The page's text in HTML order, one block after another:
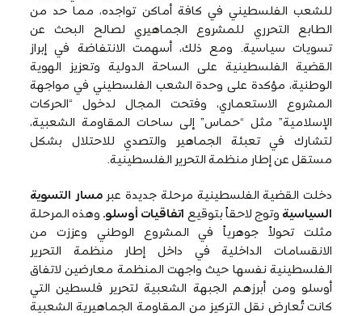
للشعب الفلسطيني في كافة أماكن تواجده، مما حد من
الطابع التحرري للمشروع الجماهيري لصالح البحث عن
تسويات سياسية. ومع ذلك، أسهمت الانتفاضة في إبراز
القضية الفلسطينية على الساحة الدولية وتعزيز الهوية
الوطنية، مؤكدة على وحدة الشعب الفلسطيني في مواجهة
المشروع الاستعماري، وفتحت المجال لدخول “الحركات
الإسلامية” مثل “حماس” إلى ساحات المقاومة الشعبية،
لتشارك في تعبئة الجماهير والتصدي للاحتلال بشكل
مستقل عن إطار منظمة التحرير الفلسطينية.
دخلت القضية الفلسطينية مرحلة جديدة عبرمسار التسوية
السياسية وتوج لاحقاً بتوقيع اتفاقيات أوسلو. وهذه المرحلة
مثلت تحولاً جوهرياً في المشروع الوطني وعززت من
الانقسامات الداخلية في داخل إطار منظمة التحرير
الفلسطينية نفسها حيث واجهت المنظمة معارضين لاتفاق
أوسلو ومن أبرزهم الجبهة الشعبية لتحرير فلسطين التي
كانت تُعارض نقل التركيز من المقاومة الجماهيرية الشعبية